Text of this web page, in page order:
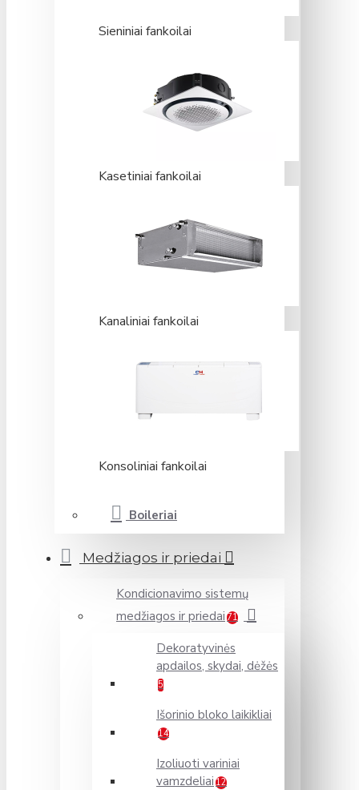
Sieniniai fankoilai
Kasetiniai fankoilai
Kanaliniai fankoilai
Konsoliniai fankoilai
Boileriai
Medžiagos ir priedai
Kondicionavimo sistemų
medžiagos ir priedai 71
Dekoratyvinės
apdailos, skydai, dėžės
5
Išorinio bloko laikikliai
14
Izoliuoti variniai
vamzdeliai 12